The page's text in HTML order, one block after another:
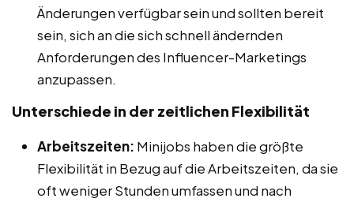
Änderungen verfügbar sein und sollten bereit
sein, sich an die sich schnell ändernden
Anforderungen des Influencer-Marketings
anzupassen.
Unterschiede in der zeitlichen Flexibilität
Arbeitszeiten: Minijobs haben die größte
Flexibilität in Bezug auf die Arbeitszeiten, da sie
oft weniger Stunden umfassen und nach